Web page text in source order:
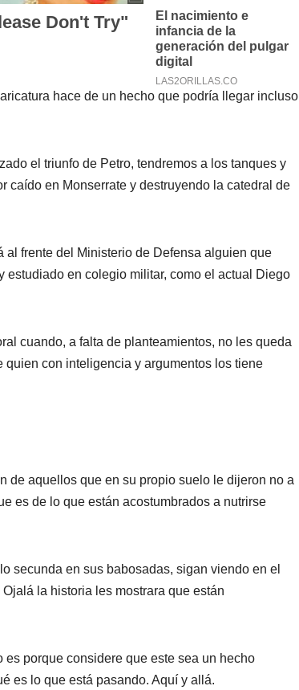
hace de un hecho que podría llegar incluso
el triunfo de Petro, tendremos a los tanques y
caído en Monserrate y destruyendo la catedral de
al frente del Ministerio de Defensa alguien que
estudiado en colegio militar, como el actual Diego
cuando, a falta de planteamientos, no les queda
con inteligencia y argumentos los tiene
de aquellos que en su propio suelo le dijeron no a
es de lo que están acostumbrados a nutrirse
secunda en sus babosadas, sigan viendo en el
la historia les mostrara que están
porque considere que este sea un hecho
es lo que está pasando. Aquí y allá.